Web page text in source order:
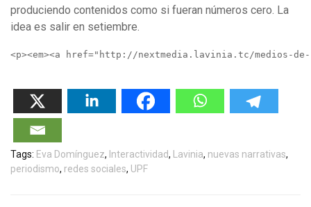
produciendo contenidos como si fueran números cero. La
idea es salir en setiembre.
<p><em><a href="http://nextmedia.lavinia.tc/medios-
Tags: Eva Domínguez, Interactividad, Lavinia, nuevas narrativas,
periodismo, redes sociales, UPF